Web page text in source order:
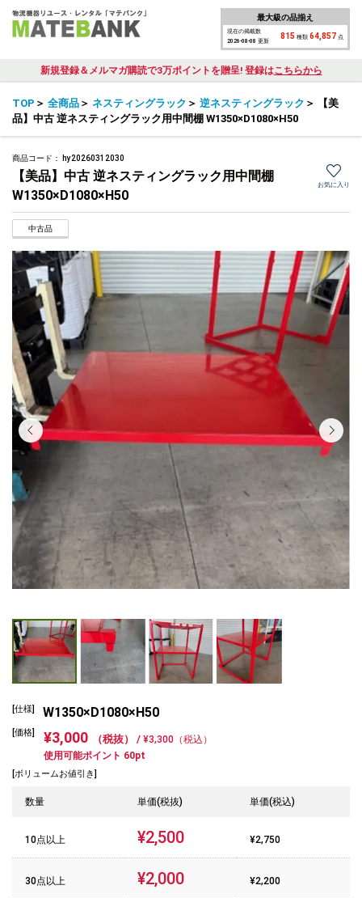
最大級の品揃え
現在の掲載数
2026-08-08 更新
815 種類 64,857 点
新規登録＆メルマガ購読で3万ポイントを贈呈! 登録はこちらから
TOP ＞ 全商品 ＞ ネスティングラック ＞ 逆ネスティングラック ＞
【美
品】中古 逆ネスティングラック用中間棚 W1350×D1080×H50
商品コード： hy20260312030
【美品】中古 逆ネスティングラック用中間棚
W1350×D1080×H50
お気に入り
中古品
[仕様] W1350×D1080×H50
[価格] ¥3,000 （税抜） / ¥3,300（税込）
使用可能ポイント 60pt
[ボリュームお値引き]
数量 単価(税抜) 単価(税込)
10点以上 ¥2,500 ¥2,750
30点以上 ¥2,000 ¥2,200